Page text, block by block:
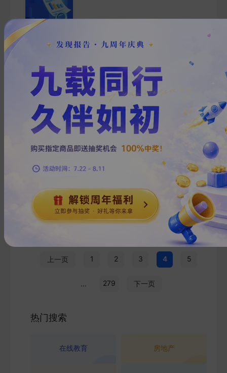
万和财富早班车
2026-06-02 樊超亚
G***
页
万和证券
上一页 1 2 3 4 5
... 279 下一页
热门搜索
在线教育 房地产